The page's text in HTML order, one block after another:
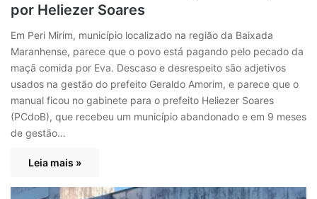
por Heliezer Soares
Em Peri Mirim, município localizado na região da Baixada
Maranhense, parece que o povo está pagando pelo pecado da
maçã comida por Eva. Descaso e desrespeito são adjetivos
usados na gestão do prefeito Geraldo Amorim, e parece que o
manual ficou no gabinete para o prefeito Heliezer Soares
(PCdoB), que recebeu um município abandonado e em 9 meses
de gestão…
Leia mais »